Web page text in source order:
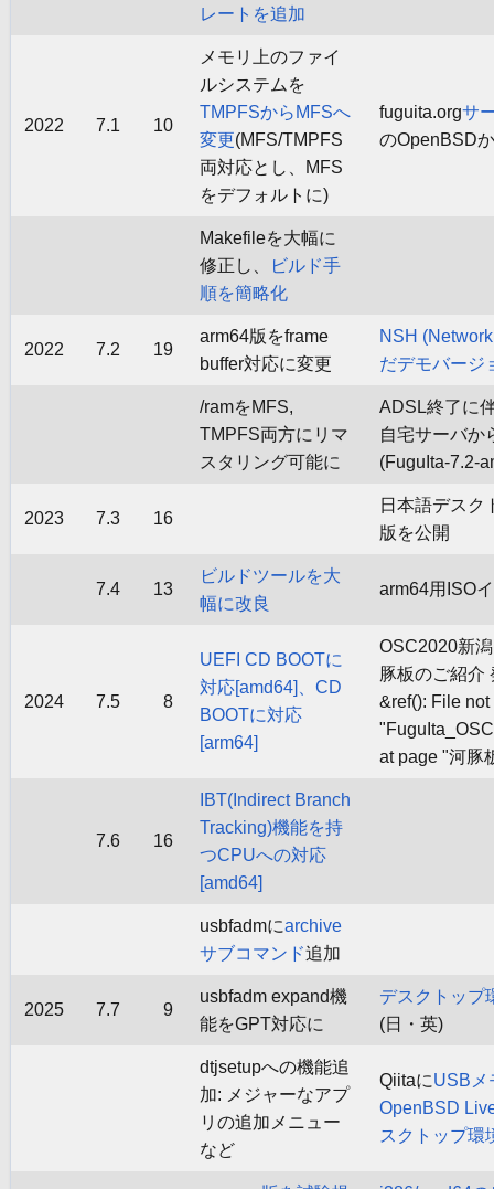
レートを追加
2022 7.1 10
メモリ上のファイ
ルシステムを
TMPFSからMFSへ
変更(MFS/TMPFS
両対応とし、MFS
をデフォルトに)
fuguita.orgサ
のOpenBSD
Makefileを大幅に
修正し、
ビルド手
順を簡略化
2022 7.2 19
arm64版をframe
buffer対応に変更
NSH
だデモバージ
/ramをMFS,
TMPFS両方にリマ
スタリング可能に
ADSL終了に
自宅サーバか
(FuguIta-7.2-
2023 7.3 16
日本語デスク
版を公開
7.4 13
ビルドツールを大
幅に改良
arm64用ISO
2024 7.5 8
UEFI CD BOOTに
対応[amd64]、CD
BOOTに対応
[arm64]
OSC2020新
豚板のご紹介
&ref(): File not
at page "河豚
7.6 16
IBT(Indirect Branch
Tracking)機能を持
つCPUへの対応
[amd64]
usbfadmにarchive
サブコマンド追加
2025 7.7 9
usbfadm expand機
能をGPT対応に
デスクトップ
(日・英)
dtjsetupへの機能追
加: メジャーなアプ
リの追加メニュー
など
QiitaにUSBメ
OpenBSD
スクトップ環